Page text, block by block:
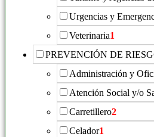
Urgencias y
Veterinaria1
PREVENCIÓN DE
Administración y
Atención Social y/o
Carretillero2
Celador1